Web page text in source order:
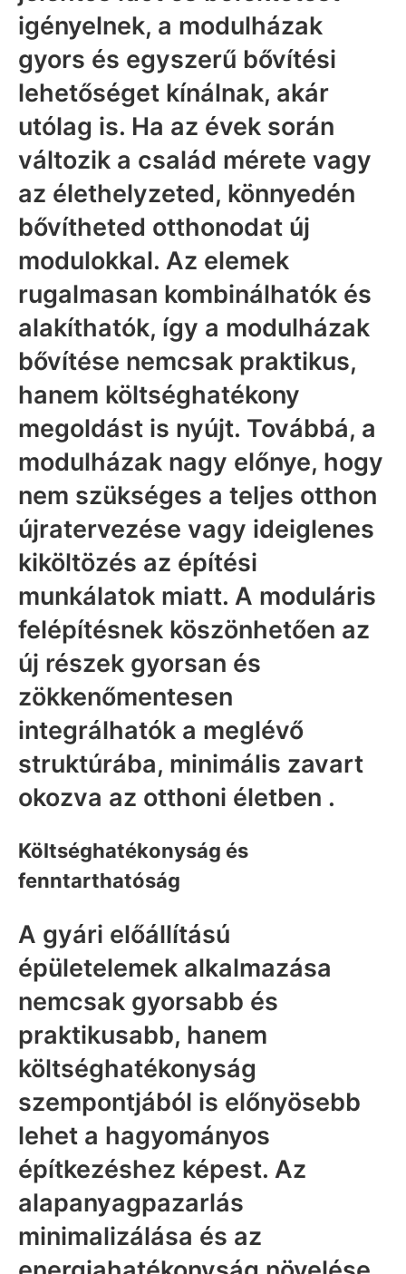
igényelnek, a modulházak
gyors és egyszerű bővítési
lehetőséget kínálnak, akár
utólag is. Ha az évek során
változik a család mérete vagy
az élethelyzeted, könnyedén
bővítheted otthonodat új
modulokkal. Az elemek
rugalmasan kombinálhatók és
alakíthatók, így a modulházak
bővítése nemcsak praktikus,
hanem költséghatékony
megoldást is nyújt. Továbbá, a
modulházak nagy előnye, hogy
nem szükséges a teljes otthon
újratervezése vagy ideiglenes
kiköltözés az építési
munkálatok miatt. A moduláris
felépítésnek köszönhetően az
új részek gyorsan és
zökkenőmentesen
integrálhatók a meglévő
struktúrába, minimális zavart
okozva az otthoni életben .
Költséghatékonyság és
fenntarthatóság
A gyári előállítású
épületelemek alkalmazása
nemcsak gyorsabb és
praktikusabb, hanem
költséghatékonyság
szempontjából is előnyösebb
lehet a hagyományos
építkezéshez képest. Az
alapanyagpazarlás
minimalizálása és az